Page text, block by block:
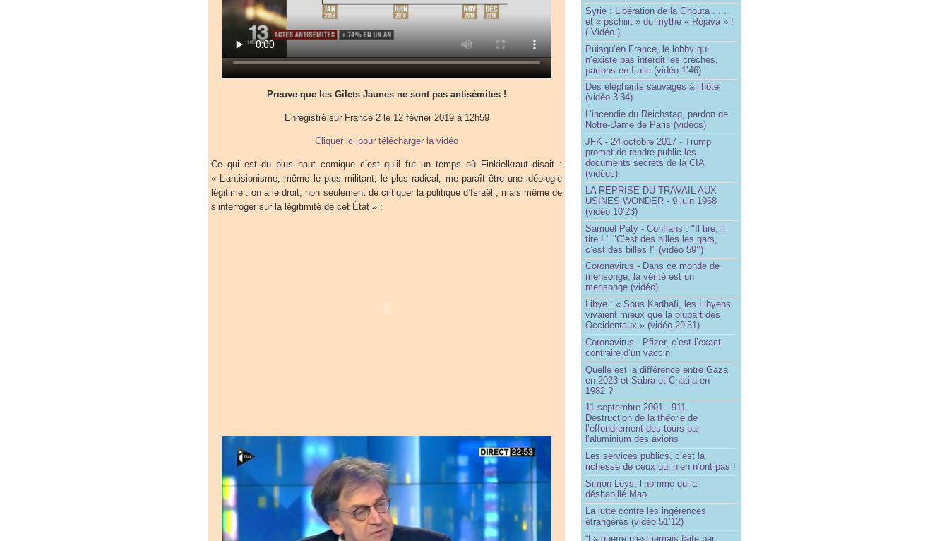
Preuve que les Gilets Jaunes ne sont pas antisémites !
Enregistré sur France 2 le 12 février 2019 à 12h59
Cliquer ici pour télécharger la vidéo
Ce qui est du plus haut comique c’est qu’il fut un temps où Finkielkraut disait :
« L’antisionisme, même le plus militant, le plus radical, me paraît être une idéologie
légitime : on a le droit, non seulement de critiquer la politique d’Israël ; mais même de
s’interroger sur la légitimité de cet État » :
Syrie : Libération de la Ghouta . . .
et « pschiiit » du mythe « Rojava » !
( Vidéo )
Puisqu’en France, le lobby qui
n’existe pas interdit les crèches,
partons en Italie (vidéo 1’46)
Des éléphants sauvages à l’hôtel
(vidéo 3’34)
L’incendie du Reichstag, pardon de
Notre-Dame de Paris (vidéos)
JFK - 24 octobre 2017 - Trump
promet de rendre public les
documents secrets de la CIA
(vidéos)
LA REPRISE DU TRAVAIL AUX
USINES WONDER - 9 juin 1968
(vidéo 10’23)
Samuel Paty - Conflans : "Il tire, il
tire ! " "C’est des billes les gars,
c’est des billes !" (vidéo 59’’)
Coronavirus - Dans ce monde de
mensonge, la vérité est un
mensonge (vidéo)
Libye : « Sous Kadhafi, les Libyens
vivaient mieux que la plupart des
Occidentaux » (vidéo 29’51)
Coronavirus - Pfizer, c’est l’exact
contraire d’un vaccin
Quelle est la différence entre Gaza
en 2023 et Sabra et Chatila en
1982 ?
11 septembre 2001 - 911 -
Destruction de la théorie de
l’effondrement des tours par
l’aluminium des avions
Les services publics, c’est la
richesse de ceux qui n’en n’ont pas !
Simon Leys, l’homme qui a
déshabillé Mao
La lutte contre les ingérences
étrangères (vidéo 51’12)
“La guerre n’est jamais faite par